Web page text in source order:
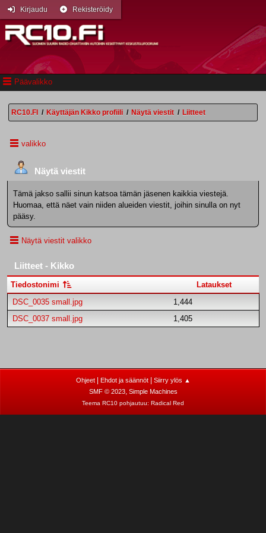
Päävalikko
Kirjaudu Rekisteröidy
RC10.FI / Käyttäjän Kikko profiili / Näytä viestit / Liitteet
valikko
Näytä viestit
Tämä jakso sallii sinun katsoa tämän jäsenen kaikkia viestejä.
Huomaa, että näet vain niiden alueiden viestit, joihin sinulla on nyt
pääsy.
Näytä viestit valikko
Liitteet - Kikko
Tiedostonimi
Lataukset
DSC_0035 small.jpg
1,444
DSC_0037 small.jpg
1,405
Ohjeet| Ehdot ja säännöt|
Siirry ylös ▲
SMF © 2023, Simple Machines
Teema RC10 pohjautuu: Radical Red